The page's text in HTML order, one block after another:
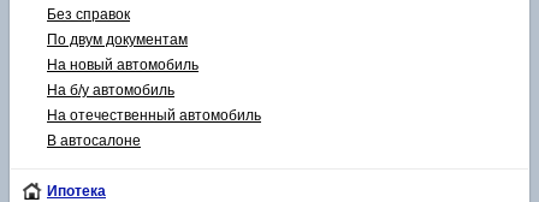
Без справок
По двум документам
На новый автомобиль
На б/у автомобиль
На отечественный автомобиль
В автосалоне
Ипотека